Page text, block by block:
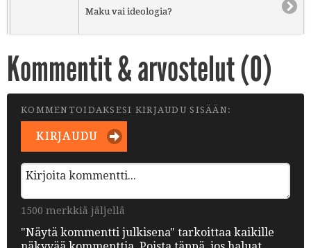
Maku vai ideologia?
Kommentit & arvostelut (0)
KOMMENTOIDAKSESI KIRJAUDU SISÄÄN:
KIRJAUDU
1500 merkkiä jäljellä
"Näytä kommentti julkisena" tarkoittaa kaikille